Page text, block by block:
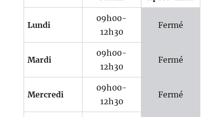
Lundi
09h00-
12h30
Fermé
Mardi
09h00-
12h30
Fermé
Mercredi
09h00-
12h30
Fermé